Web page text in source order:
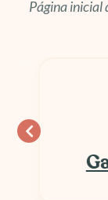
Página inicial